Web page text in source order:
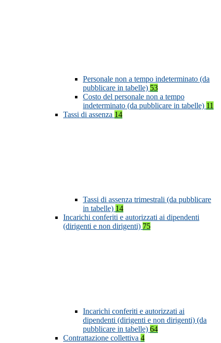
Personale non a tempo indeterminato (da
pubblicare in tabelle) 53
Costo del personale non a tempo
indeterminato (da pubblicare in tabelle) 11
Tassi di assenza 14
Tassi di assenza trimestrali (da pubblicare
in tabelle) 14
Incarichi conferiti e autorizzati ai dipendenti
(dirigenti e non dirigenti) 75
Incarichi conferiti e autorizzati ai
dipendenti (dirigenti e non dirigenti) (da
pubblicare in tabelle) 64
Contrattazione collettiva 4